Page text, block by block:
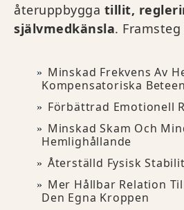
återuppbygga tillit,
självmedkänsla.
Minskad Frekvens Av
Kompensatoriska
Förbättrad Emotionell
Minskad Skam Och
Hemlighållande
Återställd Fysisk
Mer Hållbar Relation
Den Egna Kroppen